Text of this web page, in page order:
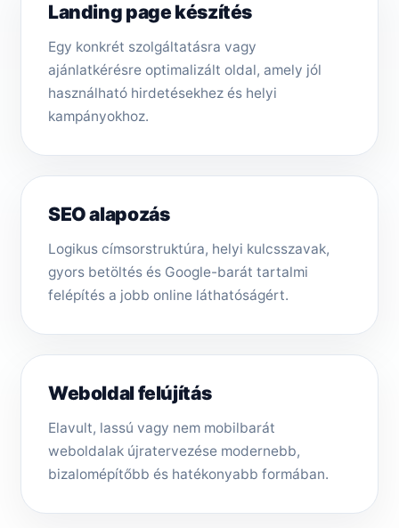
Landing page készítés
Egy konkrét szolgáltatásra vagy
ajánlatkérésre optimalizált oldal, amely jól
használható hirdetésekhez és helyi
kampányokhoz.
SEO alapozás
Logikus címsorstruktúra, helyi kulcsszavak,
gyors betöltés és Google-barát tartalmi
felépítés a jobb online láthatóságért.
Weboldal felújítás
Elavult, lassú vagy nem mobilbarát
weboldalak újratervezése modernebb,
bizalomépítőbb és hatékonyabb formában.